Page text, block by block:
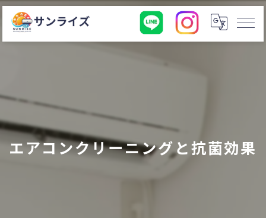
エアコンクリーニングと抗菌効果